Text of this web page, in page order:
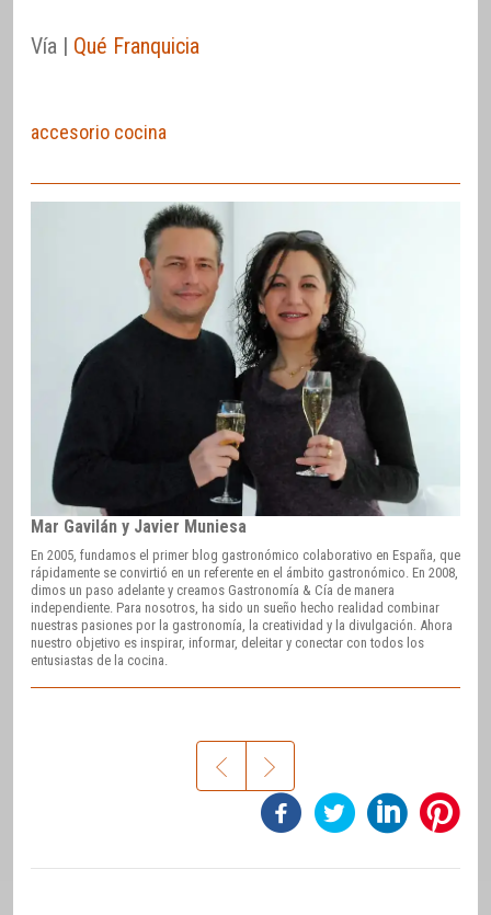
Vía | Qué Franquicia
accesorio cocina
Mar Gavilán y Javier Muniesa
En 2005, fundamos el primer blog gastronómico colaborativo en España, que
rápidamente se convirtió en un referente en el ámbito gastronómico. En 2008,
dimos un paso adelante y creamos Gastronomía & Cía de manera
independiente. Para nosotros, ha sido un sueño hecho realidad combinar
nuestras pasiones por la gastronomía, la creatividad y la divulgación. Ahora
nuestro objetivo es inspirar, informar, deleitar y conectar con todos los
entusiastas de la cocina.